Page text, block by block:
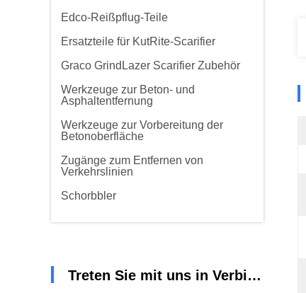
Edco-Reißpflug-Teile
Ersatzteile für KutRite-Scarifier
Graco GrindLazer Scarifier Zubehör
Werkzeuge zur Beton- und
Asphaltentfernung
Werkzeuge zur Vorbereitung der
Betonoberfläche
Zugänge zum Entfernen von
Verkehrslinien
Schorbbler
Treten Sie mit uns in Verbindung